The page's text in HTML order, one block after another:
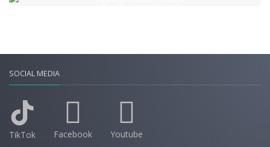
SOCIAL MEDIA
TikTok Facebook Youtube